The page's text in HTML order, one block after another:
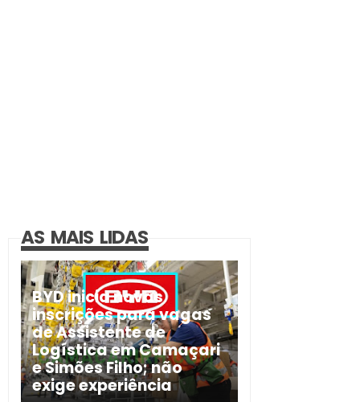
AS MAIS LIDAS
BYD inicia novas
inscrições para vagas
de Assistente de
Logística em Camaçari
e Simões Filho; não
exige experiência